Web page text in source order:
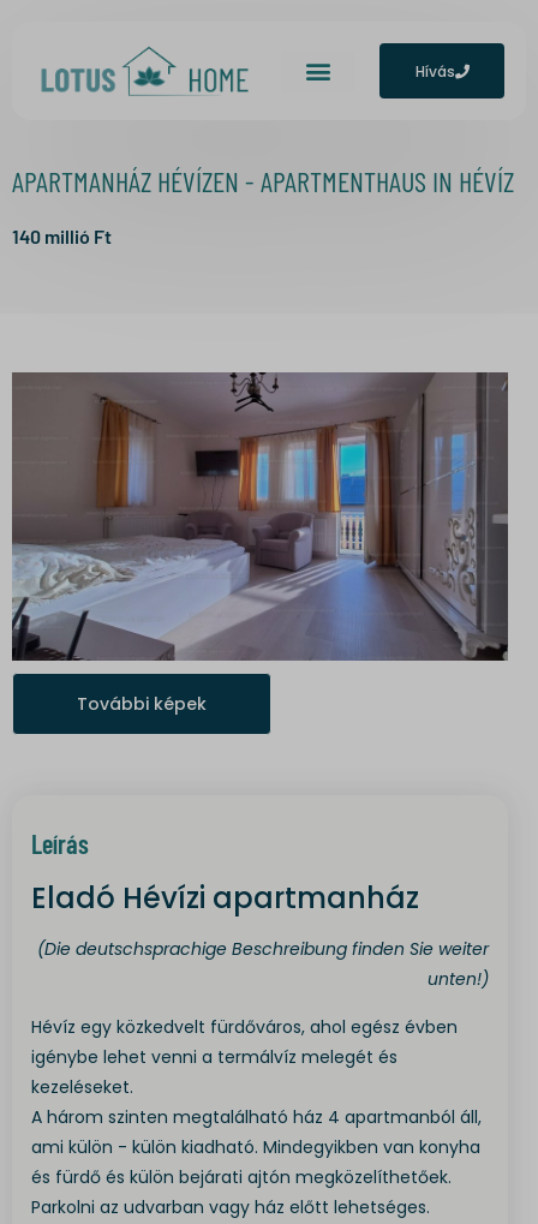
Hívás
APARTMANHÁZ HÉVÍZEN - APARTMENTHAUS IN HÉVÍZ
140 millió Ft
További képek
Leírás
Eladó Hévízi apartmanház
(Die deutschsprachige Beschreibung finden Sie weiter
unten!)
Hévíz egy közkedvelt fürdőváros, ahol egész évben
igénybe lehet venni a termálvíz melegét és
kezeléseket.
A három szinten megtalálható ház 4 apartmanból áll,
ami külön - külön kiadható. Mindegyikben van konyha
és fürdő és külön bejárati ajtón megközelíthetőek.
Parkolni az udvarban vagy ház előtt lehetséges.